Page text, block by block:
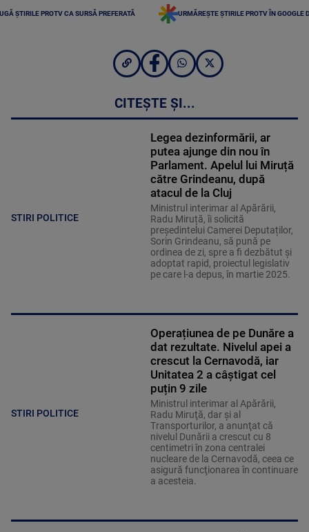
ȘTIRILE PROTV CA SURSĂ PREFERATĂ URMĂREȘTE ȘTIRILE PROTV ÎN GOOGLE
CITEȘTE ȘI...
STIRI POLITICE
Legea dezinformării, ar
putea ajunge din nou în
Parlament. Apelul lui Miruță
către Grindeanu, după
atacul de la Cluj
Ministrul interimar al Apărării,
Radu Miruță, îi solicită
președintelui Camerei Deputaților,
Sorin Grindeanu, să pună pe
ordinea de zi, spre a fi dezbătut și
adoptat rapid, proiectul legislativ
pe care l-a depus, în martie 2025.
STIRI POLITICE
Operațiunea de pe Dunăre a
dat rezultate. Nivelul apei a
crescut la Cernavodă, iar
Unitatea 2 a câștigat cel
puțin 9 zile
Ministrul interimar al Apărării,
Radu Miruţă, dar şi al
Transporturilor, a anunţat că
nivelul Dunării a crescut cu 8
centimetri în zona centralei
nucleare de la Cernavodă, ceea ce
asigură funcţionarea în continuare
a acesteia.